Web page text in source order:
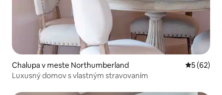
Chalupa v meste Northumberland
5 (62)
Luxusný domov s vlastným stravovaním